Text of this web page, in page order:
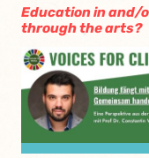
Education in and/
through the arts?